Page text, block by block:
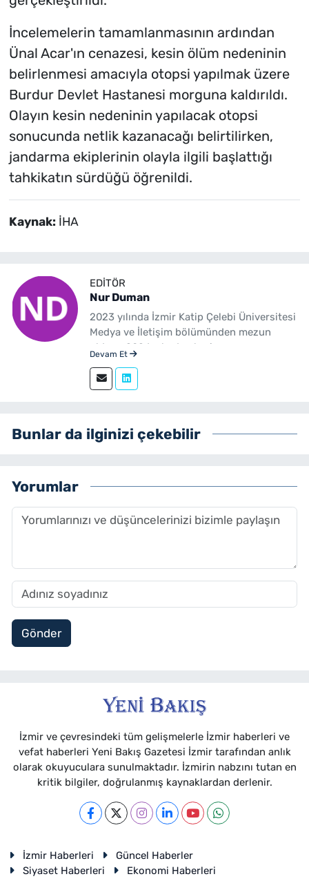
İncelemelerin tamamlanmasının ardından
Ünal Acar'ın cenazesi, kesin ölüm nedeninin
belirlenmesi amacıyla otopsi yapılmak üzere
Burdur Devlet Hastanesi morguna kaldırıldı.
Olayın kesin nedeninin yapılacak otopsi
sonucunda netlik kazanacağı belirtilirken,
jandarma ekiplerinin olayla ilgili başlattığı
tahkikatın sürdüğü öğrenildi.
Kaynak: İHA
EDITÖR
Nur Duman
2023 yılında İzmir Katip Çelebi Üniversitesi
Medya ve İletişim bölümünden mezun
oldum. 2024 yılından beri
olarak çalışmaktayım.
Devam Et
Bunlar da ilginizi çekebilir
Yorumlar
Gönder
İzmir ve çevresindeki tüm gelişmelerle İzmir haberleri ve
vefat haberleri Yeni Bakış Gazetesi İzmir tarafından anlık
olarak okuyuculara sunulmaktadır. İzmirin nabzını tutan en
kritik bilgiler, doğrulanmış kaynaklardan derlenir.
İzmir Haberleri
Güncel Haberler
Siyaset Haberleri
Ekonomi Haberleri